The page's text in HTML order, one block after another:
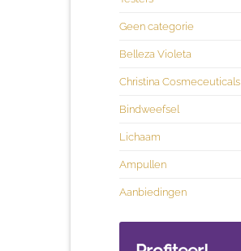
Geen categorie
Belleza Violeta
Christina Cosmeceuticals
Bindweefsel
Lichaam
Ampullen
Aanbiedingen